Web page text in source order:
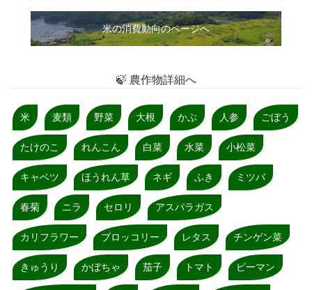
米の消費動向のページへ
🍃 農作物詳細へ
米 麦類 野菜 大根 かぶ 人参 ごぼう
たけのこ れんこん 白菜 水菜 小松菜
キャベツ ほうれん草 ネギ ふき ミツバ
春菊 ニラ セロリ アスパラガス
カリフラワー ブロッコリー レタス チンゲン菜
きゅうり かぼちゃ 茄子 トマト ピーマン